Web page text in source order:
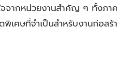
จากหน่วยงานสำคัญ ๆ ทั้งภา
ษที่จำเป็นสำหรับงานก่อสร้า